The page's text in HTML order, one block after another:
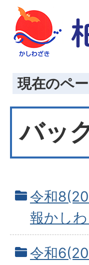
現在のペ
バッ
令和
報かしわ
令和